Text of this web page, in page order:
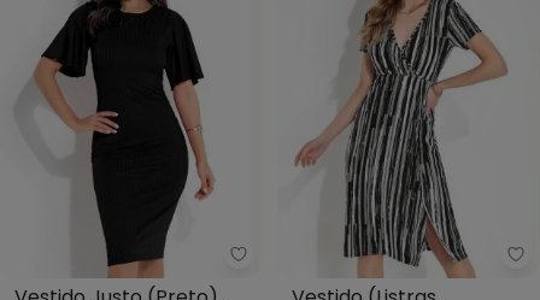
Rosalie - Vestido Justo (Preto)